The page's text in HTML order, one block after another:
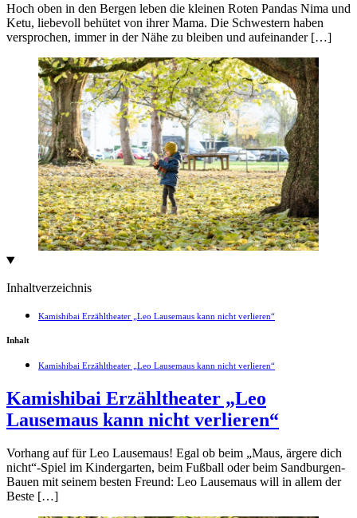
Hoch oben in den Bergen leben die kleinen Roten Pandas Nima und
Ketu, liebevoll behütet von ihrer Mama. Die Schwestern haben
versprochen, immer in der Nähe zu bleiben und aufeinander […]
Inhaltverzeichnis
Kamishibai Erzähltheater „Leo Lausemaus kann nicht verlieren“
Inhalt
Kamishibai Erzähltheater „Leo Lausemaus kann nicht verlieren“
Kamishibai Erzähltheater „Leo
Lausemaus kann nicht verlieren“
Vorhang auf für Leo Lausemaus! Egal ob beim „Maus, ärgere dich
nicht“-Spiel im Kindergarten, beim Fußball oder beim Sandburgen-
Bauen mit seinem besten Freund: Leo Lausemaus will in allem der
Beste […]